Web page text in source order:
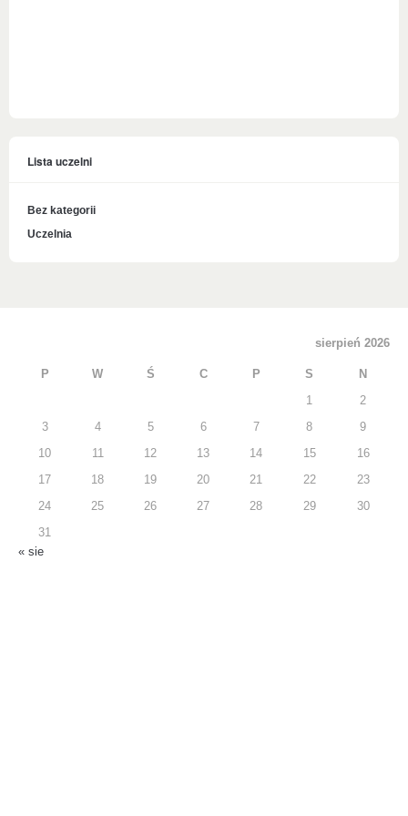
Lista uczelni
Bez kategorii
Uczelnia
sierpień 2026
P W Ś C P S N
1 2
3 4 5 6 7 8 9
10 11 12 13 14 15 16
17 18 19 20 21 22 23
24 25 26 27 28 29 30
31
« sie